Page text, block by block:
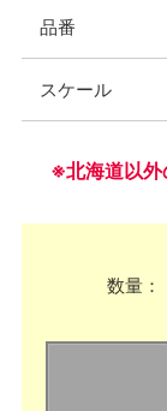
品番
スケール
※北海道以外
数量：